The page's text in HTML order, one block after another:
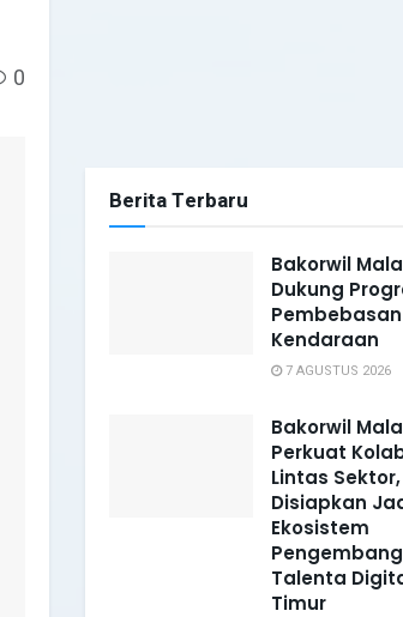
0
Berita Terbaru
Bakorwil
Dukung
Kendaraan
7 AGUSTUS 2026
Bakorwil
Perkuat
Lintas Sektor,
Disiapkan
Ekosistem
Talenta
Timur